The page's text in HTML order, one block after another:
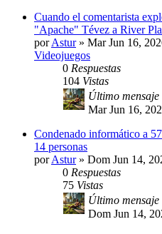
Cuando el comentarista
"Apache" Tévez a River
porAstur» Mar Jun 16,
Videojuegos
0 Respuestas
104 Vistas
Último mensaje
Mar Jun 16,
Condenado informático a
14 personas
porAstur» Dom Jun 14,
0 Respuestas
75 Vistas
Último mensaje
Dom Jun 14,